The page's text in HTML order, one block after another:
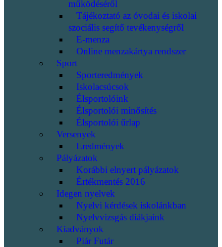
működéséről
Tájékoztató az óvodai és iskolai
szociális segítő tevékenységről
E-menza
Online menzakártya rendszer
Sport
Sporteredmények
Iskolacsúcsok
Élsportolóink
Élsportolói minősítés
Élsportolói űrlap
Versenyek
Eredmények
Pályázatok
Korábbi elnyert pályázatok
Értékmentés 2016
Idegen nyelvek
Nyelvi kérdések iskolánkban
Nyelvvizsgás diákjaink
Kiadványok
Piár Futár